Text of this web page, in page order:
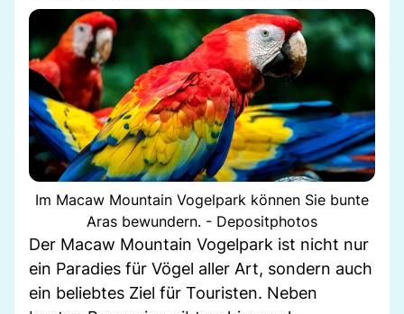
Im Macaw Mountain Vogelpark können Sie bunte
Aras bewundern. - Depositphotos
Der Macaw Mountain Vogelpark ist nicht nur
ein Paradies für Vögel aller Art, sondern auch
ein beliebtes Ziel für Touristen. Neben